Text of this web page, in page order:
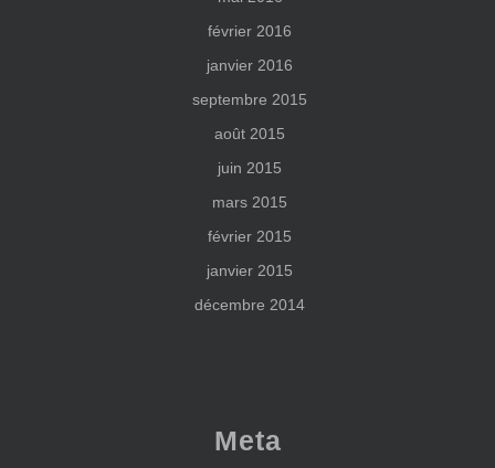
février 2016
janvier 2016
septembre 2015
août 2015
juin 2015
mars 2015
février 2015
janvier 2015
décembre 2014
Meta